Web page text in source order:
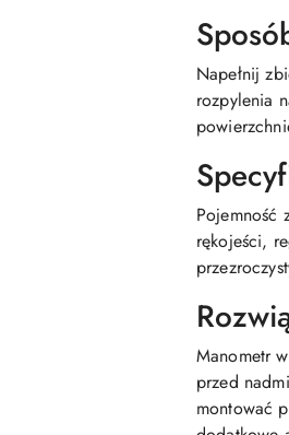
Napełnij
rozpylenia
Pojemność
rękojeści,
Manometr
przed
montować